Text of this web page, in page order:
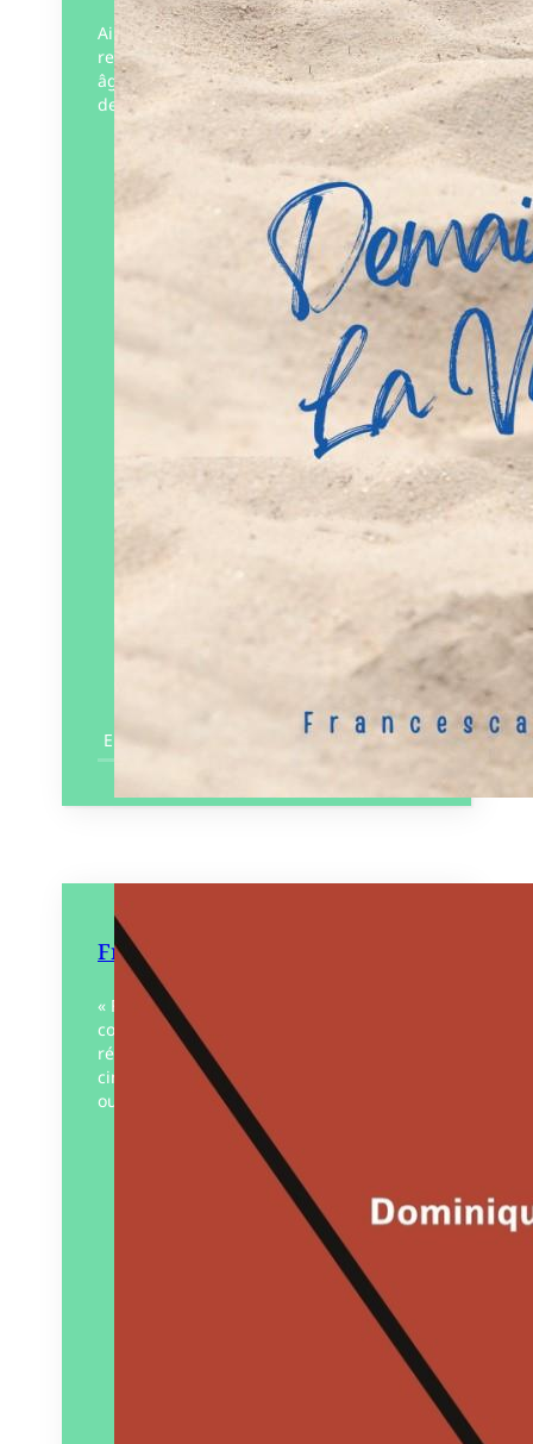
Aimer, encore et demain. Seule vérité qui
restera de nous-mêmes. Bientôt 40 ans,
âge de la maturité vécue dans le bonheur
de la famille et du travail. Puis,…
Éditeur :
Bateau vert et blanc
01/09/2022
En savoir plus
Frapper dur
« Frapper dur », un titre pour deux
courtes nouvelles qui se passent dans la
région nantaise au début des années
cinquante. On y suit le parcours d’un
ouvrier espagnol…
Éditions Y
15/04/2025